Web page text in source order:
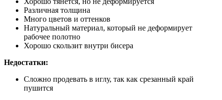
Различная толщина
Много цветов и оттенков
Натуральный материал, который не деформирует
рабочее полотно
Хорошо скользит внутри бисера
Недостатки:
Сложно продевать в иглу, так как срезанный край
пушится